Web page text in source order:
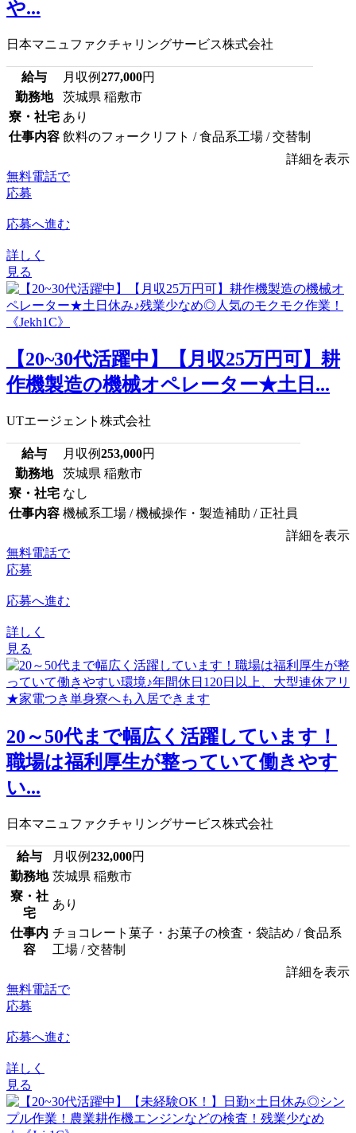
や...
日本マニュファクチャリングサービス株式会社
給与 月収例277,000円
勤務地
茨城県 稲敷市
寮・社宅 あり
仕事内容 飲料のフォークリフト / 食品系工場 / 交替制
詳細を表示
無料電話で
応募
応募へ進む
詳しく
見る
【20~30代活躍中】【月収25万円可】耕
作機製造の機械オペレーター★土日...
UTエージェント株式会社
給与 月収例253,000円
勤務地
茨城県 稲敷市
寮・社宅 なし
仕事内容 機械系工場 / 機械操作・製造補助 / 正社員
詳細を表示
無料電話で
応募
応募へ進む
詳しく
見る
20～50代まで幅広く活躍しています！
職場は福利厚生が整っていて働きやす
い...
日本マニュファクチャリングサービス株式会社
給与 月収例232,000円
勤務地 茨城県 稲敷市
寮・社
宅
あり
仕事内
容
チョコレート菓子・お菓子の検査・袋詰め / 食品系
工場 / 交替制
詳細を表示
無料電話で
応募
応募へ進む
詳しく
見る